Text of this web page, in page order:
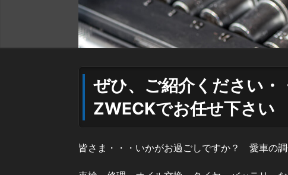
ぜひ、ご紹介ください
ZWECKでお任せ下さい
皆さま・・・いかがお過ごしですか？ 愛車の